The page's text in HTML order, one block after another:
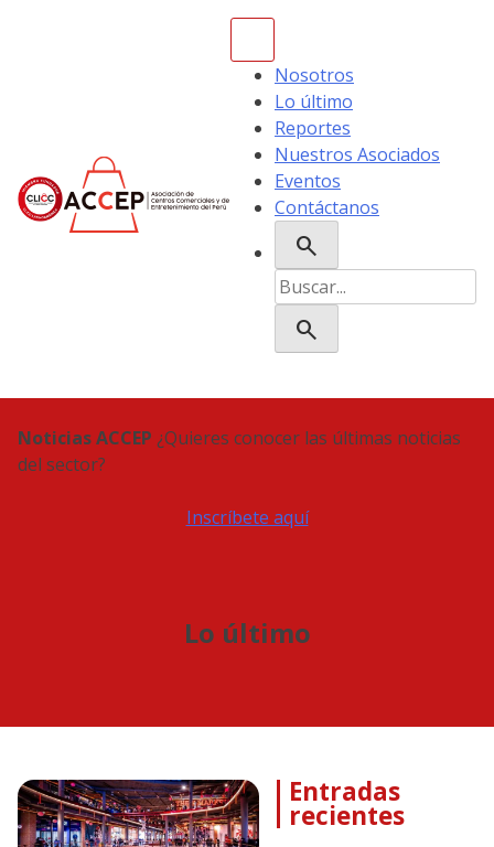
Nosotros
Lo último
Reportes
Nuestros Asociados
Eventos
Contáctanos
search
Buscar:
search
Noticias ACCEP ¿Quieres conocer las últimas noticias
del sector?
Inscríbete aquí
Lo último
Entradas
recientes